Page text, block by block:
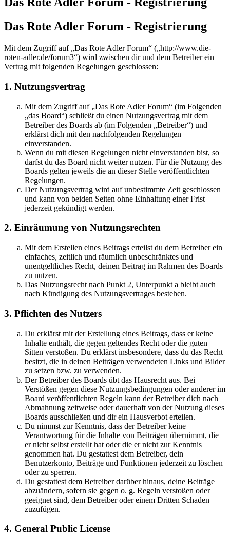
Das Rote Adler Forum - Registrierung
Mit dem Zugriff auf „Das Rote Adler Forum“ („http://www.die-
roten-adler.de/forum3“) wird zwischen dir und dem Betreiber ein
Vertrag mit folgenden Regelungen geschlossen:
1. Nutzungsvertrag
Mit dem Zugriff auf „Das Rote Adler Forum“ (im Folgenden
„das Board“) schließt du einen Nutzungsvertrag mit dem
Betreiber des Boards ab (im Folgenden „Betreiber“) und
erklärst dich mit den nachfolgenden Regelungen
einverstanden.
Wenn du mit diesen Regelungen nicht einverstanden bist, so
darfst du das Board nicht weiter nutzen. Für die Nutzung des
Boards gelten jeweils die an dieser Stelle veröffentlichten
Regelungen.
Der Nutzungsvertrag wird auf unbestimmte Zeit geschlossen
und kann von beiden Seiten ohne Einhaltung einer Frist
jederzeit gekündigt werden.
2. Einräumung von Nutzungsrechten
Mit dem Erstellen eines Beitrags erteilst du dem Betreiber ein
einfaches, zeitlich und räumlich unbeschränktes und
unentgeltliches Recht, deinen Beitrag im Rahmen des Boards
zu nutzen.
Das Nutzungsrecht nach Punkt 2, Unterpunkt a bleibt auch
nach Kündigung des Nutzungsvertrages bestehen.
3. Pflichten des Nutzers
Du erklärst mit der Erstellung eines Beitrags, dass er keine
Inhalte enthält, die gegen geltendes Recht oder die guten
Sitten verstoßen. Du erklärst insbesondere, dass du das Recht
besitzt, die in deinen Beiträgen verwendeten Links und Bilder
zu setzen bzw. zu verwenden.
Der Betreiber des Boards übt das Hausrecht aus. Bei
Verstößen gegen diese Nutzungsbedingungen oder anderer im
Board veröffentlichten Regeln kann der Betreiber dich nach
Abmahnung zeitweise oder dauerhaft von der Nutzung dieses
Boards ausschließen und dir ein Hausverbot erteilen.
Du nimmst zur Kenntnis, dass der Betreiber keine
Verantwortung für die Inhalte von Beiträgen übernimmt, die
er nicht selbst erstellt hat oder die er nicht zur Kenntnis
genommen hat. Du gestattest dem Betreiber, dein
Benutzerkonto, Beiträge und Funktionen jederzeit zu löschen
oder zu sperren.
Du gestattest dem Betreiber darüber hinaus, deine Beiträge
abzuändern, sofern sie gegen o. g. Regeln verstoßen oder
geeignet sind, dem Betreiber oder einem Dritten Schaden
zuzufügen.
4. General Public License